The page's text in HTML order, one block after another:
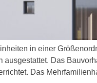
in einer
Das
Das